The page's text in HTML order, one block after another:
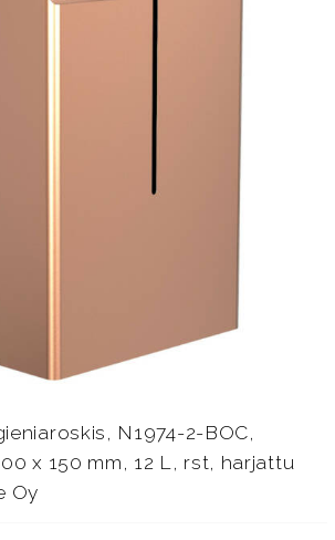
N1974-2-BOC,
x 150 mm, 12 L, rst, harjattu
Oy